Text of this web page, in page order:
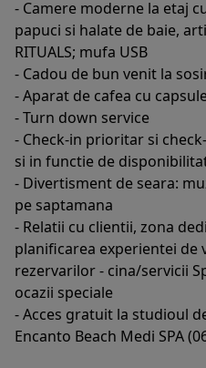
- Camere moderne la etaj
papuci si halate de baie,
RITUALS; mufa USB
- Cadou de bun venit la
- Aparat de cafea cu
- Turn down service
- Check-in prioritar si
si in functie de
- Divertisment de seara:
pe saptamana
- Relatii cu clientii, zona
planificarea experientei de
rezervarilor - cina/servicii
ocazii speciale
- Acces gratuit la studioul
Encanto Beach Medi SPA